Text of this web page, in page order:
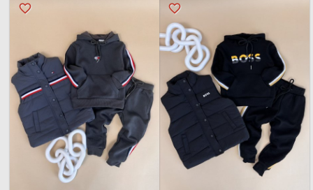
favorite_border
favorite_border